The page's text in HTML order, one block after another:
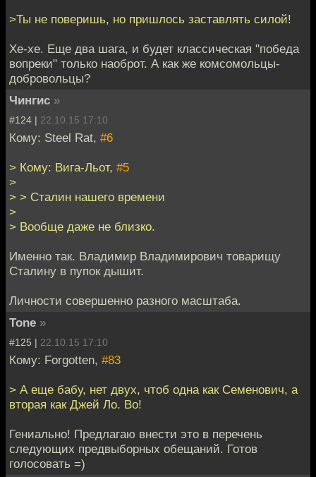
>Ты не поверишь, но пришлось заставлять силой!
Хе-хе. Еще два шага, и будет классическая "победа
вопреки" только наоброт. А как же комсомольцы-
добровольцы?
Чингиc »
#124 | 22.10.15 17:10
Кому: Steel Rat, #6
> Кому: Вига-Льот, #5
>
> > Сталин нашего времени
>
> Вообще даже не близко.
Именно так. Владимир Владимирович товарищу
Сталину в пупок дышит.
Личности совершенно разного масштаба.
Tone »
#125 | 22.10.15 17:10
Кому: Forgotten, #83
> А еще бабу, нет двух, чтоб одна как Семенович, а
вторая как Джей Ло. Во!
Гениально! Предлагаю внести это в перечень
следующих предвыборных обещаний. Готов
голосовать =)